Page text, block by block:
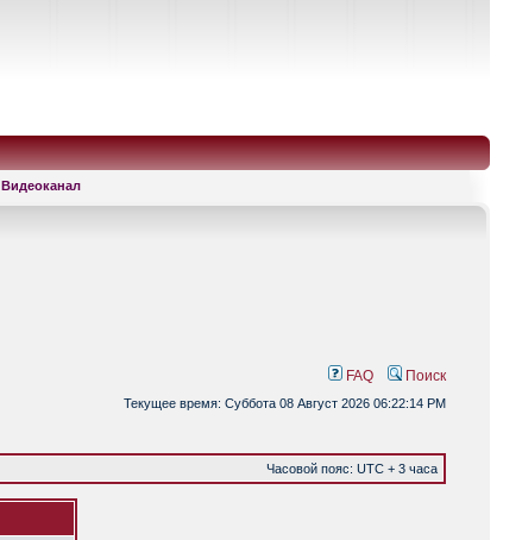
Видеоканал
FAQ Поиск
Текущее время: Суббота 08 Август 2026 06:22:14 PM
Часовой пояс: UTC + 3 часа